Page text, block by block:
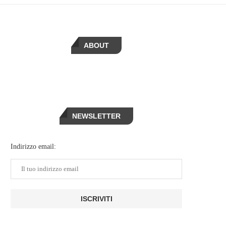
ABOUT
NEWSLETTER
Indirizzo email: